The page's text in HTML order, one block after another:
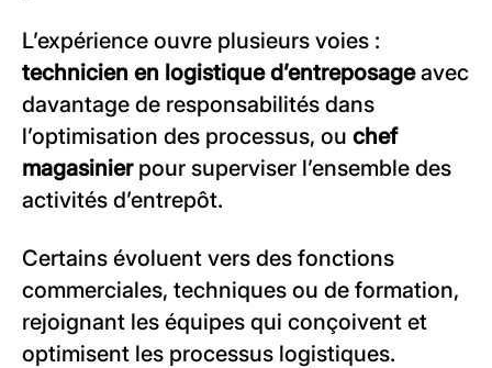
L’expérience ouvre plusieurs voies :
technicien en logistique d’entreposageavec
davantage de responsabilités dans
l’optimisation des processus, ou chef
magasinierpour superviser l’ensemble des
activités d’entrepôt.
Certains évoluent vers des fonctions
commerciales, techniques ou de formation,
rejoignant les équipes qui conçoivent et
optimisent les processus logistiques.